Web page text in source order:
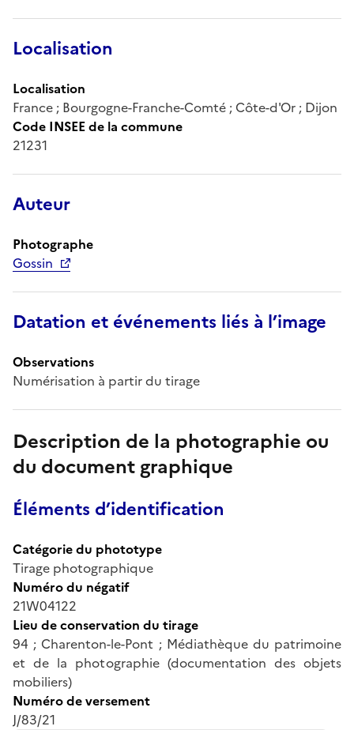
Localisation
Localisation
France ; Bourgogne-Franche-Comté ; Côte-d'Or ; Dijon
Code INSEE de la commune
21231
Auteur
Photographe
Gossin
Datation et événements liés à l’image
Observations
Numérisation à partir du tirage
Description de la photographie ou
du document graphique
Éléments d’identification
Catégorie du phototype
Tirage photographique
Numéro du négatif
21W04122
Lieu de conservation du tirage
94 ; Charenton-le-Pont ; Médiathèque du patrimoine
et de la photographie (documentation des objets
mobiliers)
Numéro de versement
J/83/21